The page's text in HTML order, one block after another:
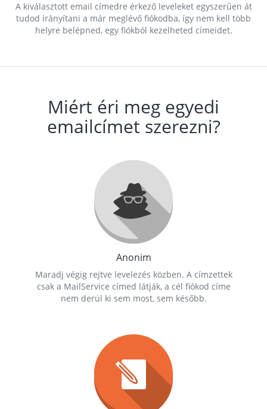
A kiválasztott email címedre érkező leveleket egyszerűen át
tudod irányítani a már meglévő fiókodba, így nem kell több
helyre belépned, egy fiókból kezelheted címeidet.
Miért éri meg egyedi
emailcímet szerezni?
Anonim
Maradj végig rejtve levelezés közben. A címzettek
csak a MailService címed látják, a cél fiókod címe
nem derül ki sem most, sem később.